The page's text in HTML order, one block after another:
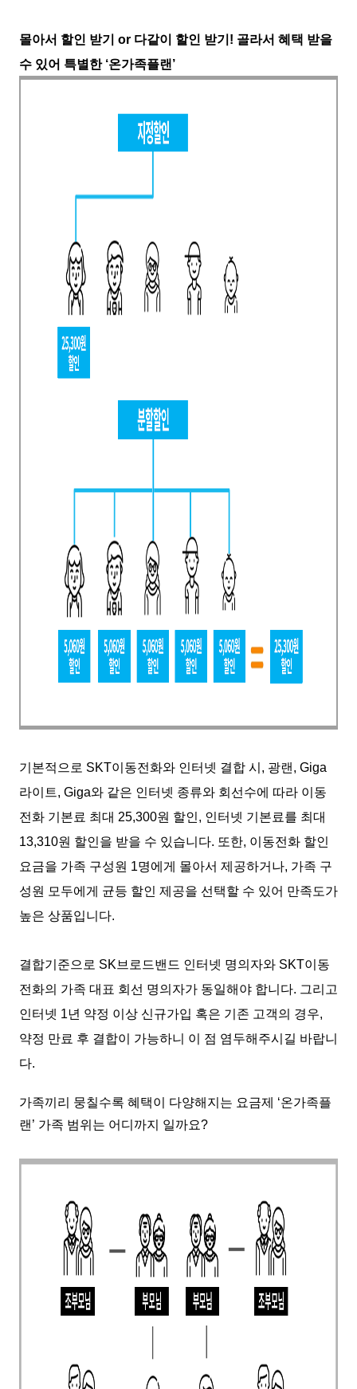
몰아서 할인 받기 or 다같이 할인 받기! 골라서 혜택 받을
수 있어 특별한 ‘온가족플랜’
기본적으로 SKT이동전화와 인터넷 결합 시, 광랜, Giga
라이트, Giga와 같은 인터넷 종류와 회선수에 따라 이동
전화 기본료 최대 25,300원 할인, 인터넷 기본료를 최대
13,310원 할인을 받을 수 있습니다. 또한, 이동전화 할인
요금을 가족 구성원 1명에게 몰아서 제공하거나, 가족 구
성원 모두에게 균등 할인 제공을 선택할 수 있어 만족도가
높은 상품입니다.
결합기준으로 SK브로드밴드 인터넷 명의자와 SKT이동
전화의 가족 대표 회선 명의자가 동일해야 합니다. 그리고
인터넷 1년 약정 이상 신규가입 혹은 기존 고객의 경우,
약정 만료 후 결합이 가능하니 이 점 염두해주시길 바랍니
다.
가족끼리 뭉칠수록 혜택이 다양해지는 요금제 ‘온가족플
랜’ 가족 범위는 어디까지 일까요?